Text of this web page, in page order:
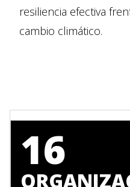
resiliencia efectiva
cambio climático.
16